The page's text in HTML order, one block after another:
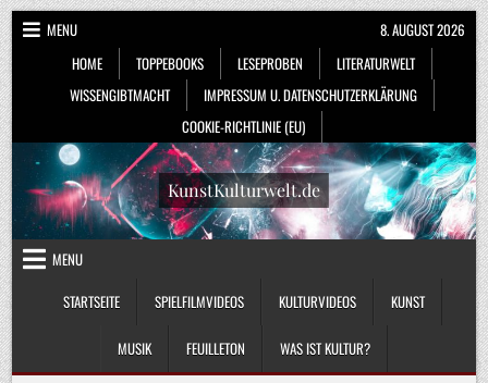
Skip
to
content
MENU
HOME
TOPPEBOOKS LESEPROBEN
LITERATURWELT
WISSENGIBTMACHT
IMPRESSUM U. DATENSCHUTZERKLÄRUNG
COOKIE-RICHTLINIE (EU)
8. AUGUST 2026
KunstKulturwelt.de
MENU
STARTSEITE
SPIELFILMVIDEOS KULTURVIDEOS KUNST
MUSIK FEUILLETON WAS IST KULTUR?